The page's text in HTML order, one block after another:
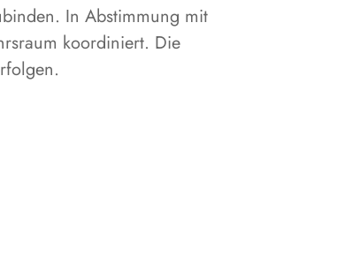
In Abstimmung mit
koordiniert. Die